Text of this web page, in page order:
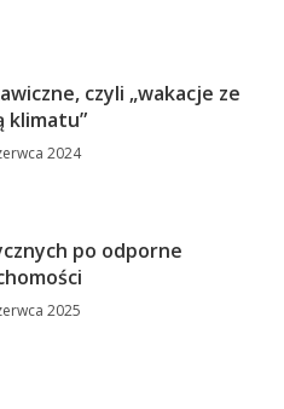
czyli „wakacje ze
klimatu”
2024
po odporne
2025